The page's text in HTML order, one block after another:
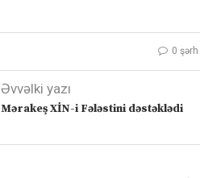
0 şərh
Əvvəlki yazı
Mərakeş XİN-i Fələstini dəstəklədi